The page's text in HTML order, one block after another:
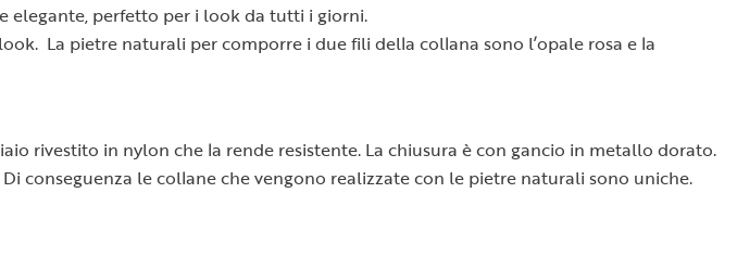
elegante, perfetto per i look da tutti i giorni.
La pietre naturali per comporre i due fili della collana sono l’opale rosa e la
rivestito in nylon che la rende resistente. La chiusura è con gancio in metallo dorato.
conseguenza le collane che vengono realizzate con le pietre naturali sono uniche.